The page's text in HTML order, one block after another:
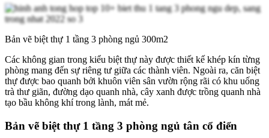
Bản vẽ biệt thự 1 tầng 3 phòng ngủ 300m2
Các không gian trong kiểu biệt thự này được thiết kế khép kín từng
phòng mang đến sự riêng tư giữa các thành viên. Ngoài ra, căn biệt
thự được bao quanh bởi khuôn viên sân vườn rộng rãi có khu uống
trà thư giãn, đường dạo quanh nhà, cây xanh được trồng quanh nhà
tạo bầu không khí trong lành, mát mẻ.
Bản vẽ biệt thự 1 tầng 3 phòng ngủ tân cổ điển